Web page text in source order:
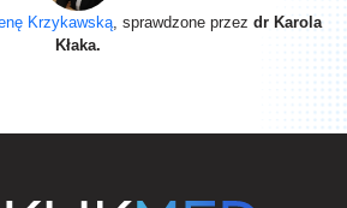
Krzykawską, sprawdzone przez dr Karola
Kłaka.